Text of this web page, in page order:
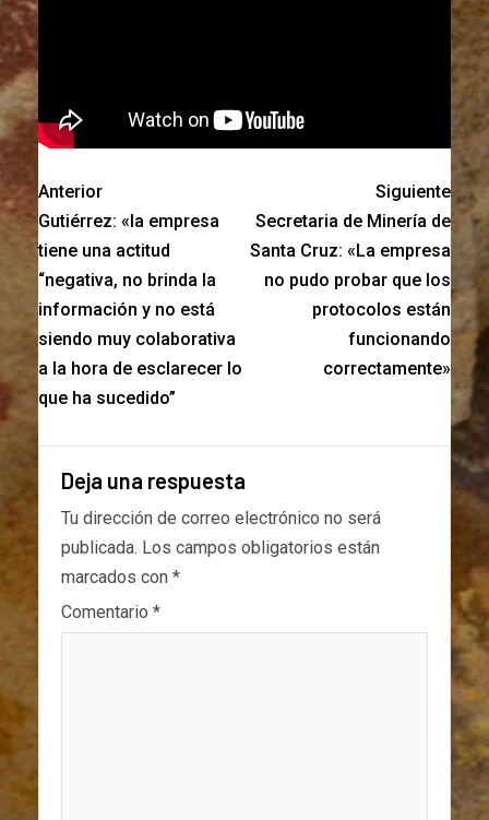
Anterior
Gutiérrez: «la empresa
tiene una actitud
“negativa, no brinda la
información y no está
siendo muy colaborativa
a la hora de esclarecer lo
que ha sucedido”
Siguiente
Secretaria de Minería de
Santa Cruz: «La empresa
no pudo probar que los
protocolos están
funcionando
correctamente»
Deja una respuesta
Tu dirección de correo electrónico no será
publicada. Los campos obligatorios están
marcados con *
Comentario *